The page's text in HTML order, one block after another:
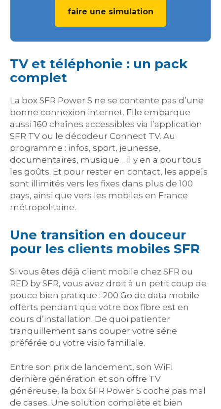
faire une simulation
TV et téléphonie : un pack
complet
La box SFR Power S ne se contente pas d’une
bonne connexion internet. Elle embarque
aussi 160 chaînes accessibles via l’application
SFR TV ou le décodeur Connect TV. Au
programme : infos, sport, jeunesse,
documentaires, musique… il y en a pour tous
les goûts. Et pour rester en contact, les appels
sont illimités vers les fixes dans plus de 100
pays, ainsi que vers les mobiles en France
métropolitaine.
Une transition en douceur
pour les clients mobiles SFR
Si vous êtes déjà client mobile chez SFR ou
RED by SFR, vous avez droit à un petit coup de
pouce bien pratique : 200 Go de data mobile
offerts pendant que votre box fibre est en
cours d’installation. De quoi patienter
tranquillement sans couper votre série
préférée ou votre visio familiale.
Entre son prix de lancement, son WiFi
dernière génération et son offre TV
généreuse, la box SFR Power S coche pas mal
de cases. Une solution complète et bien